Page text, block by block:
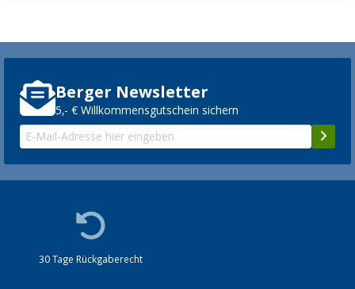
Berger Newsletter
5,- € Willkommensgutschein sichern
30 Tage Rückgaberecht